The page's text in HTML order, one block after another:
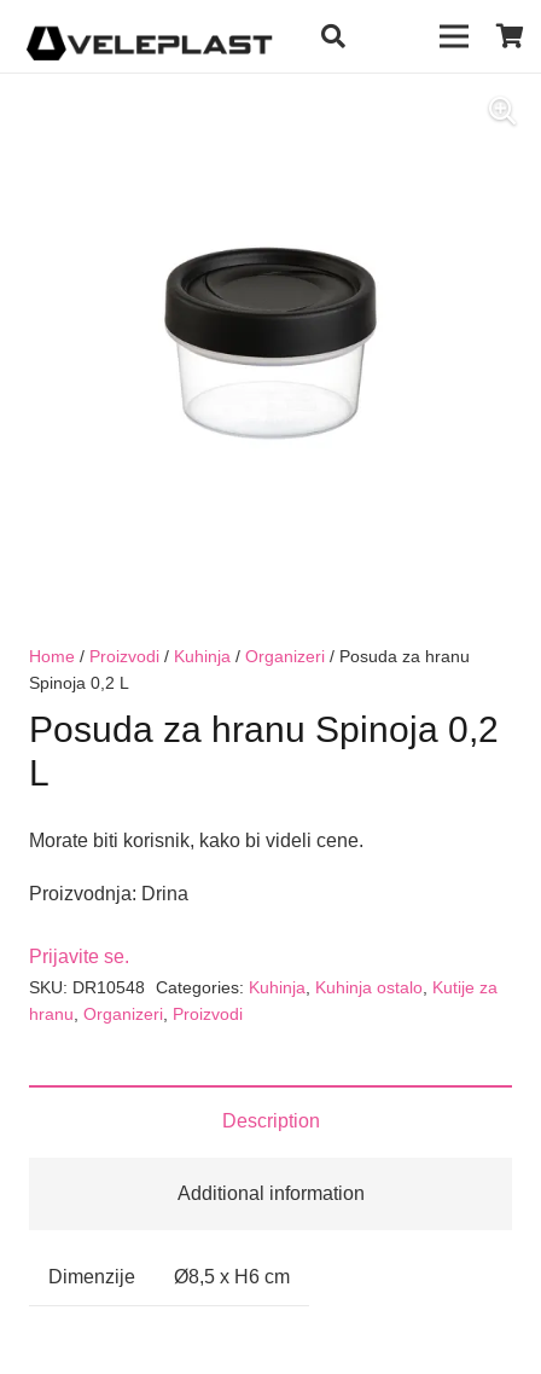
Home / Proizvodi / Kuhinja / Organizeri / Posuda za hranu
Spinoja 0,2 L
Posuda za hranu Spinoja 0,2
L
Morate biti korisnik, kako bi videli cene.
Proizvodnja: Drina
Prijavite se.
SKU: DR10548 Categories: Kuhinja Kuhinja ostalo, Kutije za
hranu Organizeri Proizvodi
Description
Additional information
Dimenzije Ø8,5 x H6 cm